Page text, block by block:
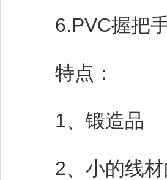
6.PVC握把手
特点：
1、锻造品
2、小的线材